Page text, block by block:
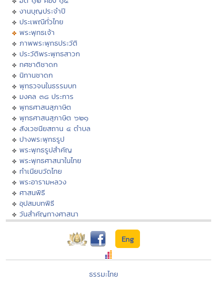
งานบุญประจำปี
ประเพณีทั่วไทย
พระพุทธเจ้า
ภาพพระพุทธประวัติ
ประวัติพระพุทธสาวก
ทศชาติชาดก
นิทานชาดก
พุทธวจนในธรรมบท
มงคล ๓๘ ประการ
พุทธศาสนสุภาษิต
พุทธศาสนสุภาษิต ๖๒๑
สังเวชนียสถาน ๔ ตำบล
ปางพระพุทธรูป
พระพุทธรูปสำคัญ
พระพุทธศาสนาในไทย
ทำเนียบวัดไทย
พระอารามหลวง
ศาสนพิธี
อุปสมบทพิธี
วันสำคัญทางศาสนา
Eng
ธรรมะไทย